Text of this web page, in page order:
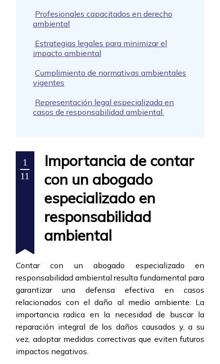
Profesionales capacitados en derecho
ambiental
Estrategias legales para minimizar el
impacto ambiental
Cumplimiento de normativas ambientales
vigentes
Representación legal especializada en
casos de responsabilidad ambiental.
1
11
Importancia de contar
con un abogado
especializado en
responsabilidad
ambiental
Contar con un abogado especializado en
responsabilidad ambiental resulta fundamental para
garantizar una defensa efectiva en casos
relacionados con el daño al medio ambiente. La
importancia radica en la necesidad de buscar la
reparación integral de los daños causados y, a su
vez, adoptar medidas correctivas que eviten futuros
impactos negativos.